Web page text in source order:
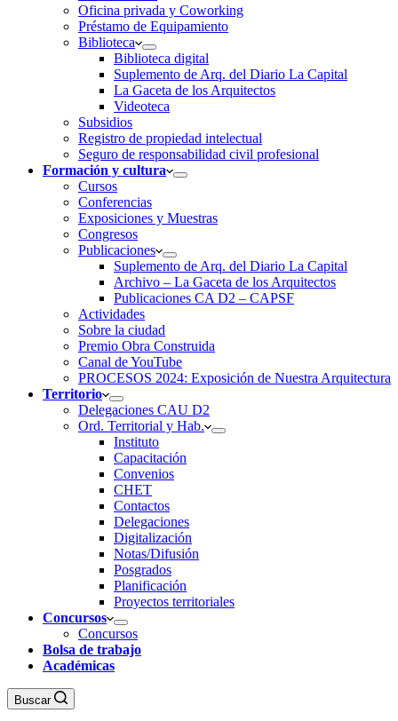
Oficina privada y Coworking
Préstamo de Equipamiento
Biblioteca
Biblioteca digital
Suplemento de Arq. del Diario La Capital
La Gaceta de los Arquitectos
Videoteca
Subsidios
Registro de propiedad intelectual
Seguro de responsabilidad civil profesional
Formación y cultura
Cursos
Conferencias
Exposiciones y Muestras
Congresos
Publicaciones
Suplemento de Arq. del Diario La Capital
Archivo – La Gaceta de los Arquitectos
Publicaciones CA D2 – CAPSF
Actividades
Sobre la ciudad
Premio Obra Construida
Canal de YouTube
PROCESOS 2024: Exposición de Nuestra Arquitectura
Territorio
Delegaciones CAU D2
Ord. Territorial y Hab.
Instituto
Capacitación
Convenios
CHET
Contactos
Delegaciones
Digitalización
Notas/Difusión
Posgrados
Planificación
Proyectos territoriales
Concursos
Concursos
Bolsa de trabajo
Académicas
Buscar